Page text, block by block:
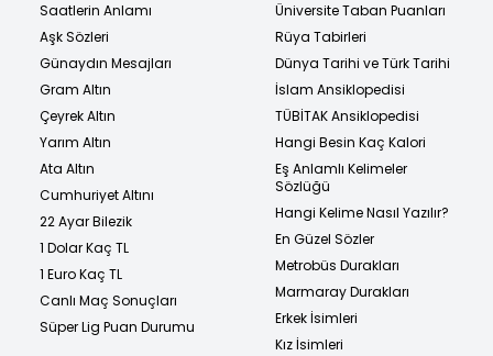
Saatlerin Anlamı
Aşk Sözleri
Günaydın Mesajları
Gram Altın
Çeyrek Altın
Yarım Altın
Ata Altın
Cumhuriyet Altını
22 Ayar Bilezik
1 Dolar Kaç TL
1 Euro Kaç TL
Canlı Maç Sonuçları
Süper Lig Puan Durumu
Üniversite Taban Puanları
Rüya Tabirleri
Dünya Tarihi ve Türk Tarihi
İslam Ansiklopedisi
TÜBİTAK Ansiklopedisi
Hangi Besin Kaç Kalori
Eş Anlamlı Kelimeler
Sözlüğü
Hangi Kelime Nasıl Yazılır?
En Güzel Sözler
Metrobüs Durakları
Marmaray Durakları
Erkek İsimleri
Kız İsimleri